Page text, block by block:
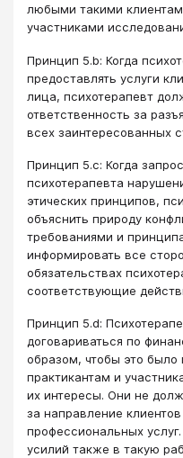
любыми такими
участниками
Принцип 5.b: Когда
предоставлять услуги
лица, психотерапевт
ответственность за
всех заинтересованных
Принцип 5.c: Когда
психотерапевта
этических принципов,
объяснить природу
требованиями и
информировать все
обязательствах
соответствующие
Принцип 5.d:
договариваться по
образом, чтобы это было
практикантам и
их интересы. Они не
за направление
профессиональных
усилий также в такую